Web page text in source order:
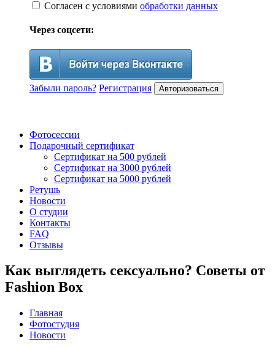
Согласен с условиями обработки данных
Через соцсети:
Забыли пароль? Регистрация Авторизоваться
Фотосессии
Подарочный сертификат
Сертификат на 500 рублей
Сертификат на 3000 рублей
Сертификат на 5000 рублей
Ретушь
Новости
О студии
Контакты
FAQ
Отзывы
Как выглядеть сексуально? Советы от
Fashion Box
Главная
Фотостудия
Новости